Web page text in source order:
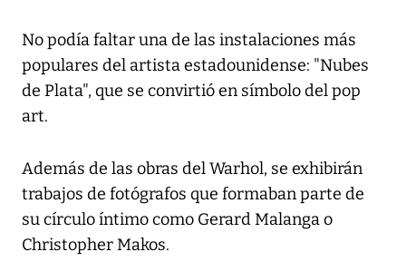
No podía faltar una de las instalaciones más
populares del artista estadounidense: "Nubes
de Plata", que se convirtió en símbolo del pop
art.
Además de las obras del Warhol, se exhibirán
trabajos de fotógrafos que formaban parte de
su círculo íntimo como Gerard Malanga o
Christopher Makos.